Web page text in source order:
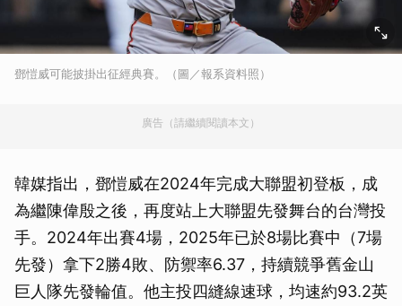
鄧愷威可能披掛出征經典賽。（圖／報系資料照）
廣告（請繼續閱讀本文）
韓媒指出，鄧愷威在2024年完成大聯盟初登板，成
為繼陳偉殷之後，再度站上大聯盟先發舞台的台灣投
手。2024年出賽4場，2025年已於8場比賽中（7場
先發）拿下2勝4敗、防禦率6.37，持續競爭舊金山
巨人隊先發輪值。他主投四縫線速球，均速約93.2英